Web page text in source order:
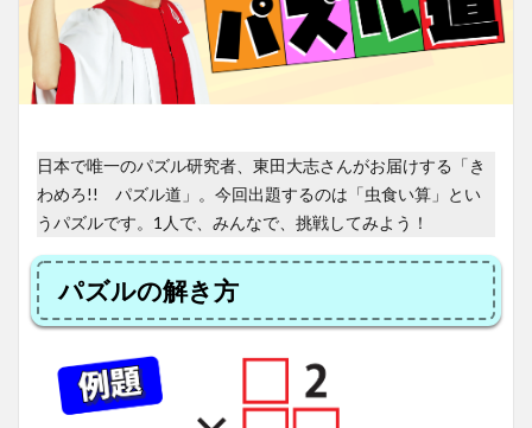
日本で唯一のパズル研究者、東田大志さんがお届けする「き
わめろ!! パズル道」。今回出題するのは「虫食い算」とい
うパズルです。1人で、みんなで、挑戦してみよう！
パズルの解き方